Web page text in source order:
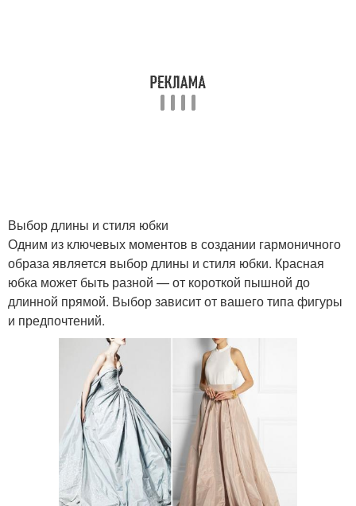
Юбку-карандаш в
повседневной жизни
деловом стиле
Праздничный стиль
Юбка для
Юбка в деловом стиле
Юбка для делового
стиля
Стиль с коричневым
пальто
Выбор длины и стиля юбки
Одним из ключевых моментов в создании гармоничного
образа является выбор длины и стиля юбки. Красная
юбка может быть разной — от короткой пышной до
длинной прямой. Выбор зависит от вашего типа фигуры
и предпочтений.